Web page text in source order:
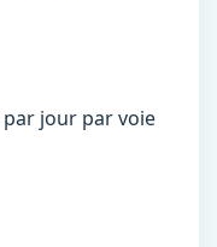
jour par voie